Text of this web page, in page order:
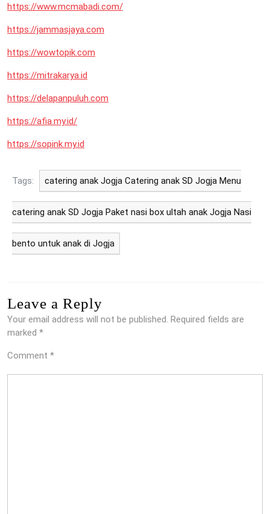
https://www.mcmabadi.com/
https://jammasjaya.com
https://wowtopik.com
https://mitrakarya.id
https://delapanpuluh.com
https://afia.my.id/
https://sopink.my.id
Tags: catering anak Jogja Catering anak SD Jogja Menu
catering anak SD Jogja Paket nasi box ultah anak Jogja Nasi
bento untuk anak di Jogja
Leave a Reply
Your email address will not be published. Required fields are
marked *
Comment *